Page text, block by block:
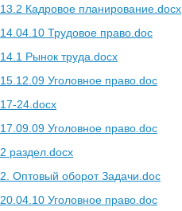
13.2 Кадровое планирование.docx
14.04.10 Трудовое право.doc
14.1 Рынок труда.docx
15.12.09 Уголовное право.doc
17-24.docx
17.09.09 Уголовное право.doc
2 раздел.docx
2. Оптовый оборот Задачи.doc
20.04.10 Уголовное право.doc